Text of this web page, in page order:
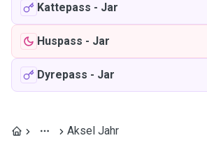
Kattepass - Jar
Huspass - Jar
Dyrepass - Jar
Aksel Jahr